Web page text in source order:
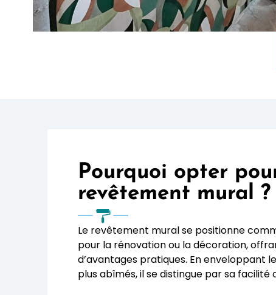
Pourquoi opter
revêtement mural ?
Le revêtement mural se positionne
pour la rénovation ou la décoration,
d’avantages pratiques. En enveloppant
plus abîmés, il se distingue par sa facilité